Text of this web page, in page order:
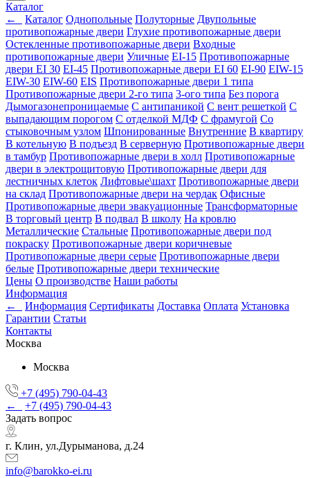
Каталог
←
Каталог Однопольные Полуторные Двупольные
противопожарные двери Глухие противопожарные двери
Остекленные противопожарные двери Входные
противопожарные двери Уличные EI-15 Противопожарные
двери EI 30 EI-45 Противопожарные двери EI 60 EI-90 EIW-15
EIW-30 EIW-60 EIS Противопожарные двери 1 типа
Противопожарные двери 2-го типа 3-ого типа Без порога
Дымогазонепроницаемые С антипаникой С вент решеткой С
выпадающим порогом С отделкой МДФ С фрамугой Со
стыковочным узлом Шпонированные Внутренние В квартиру
В котельную В подъезд В серверную Противопожарные двери
в тамбур Противопожарные двери в холл Противопожарные
двери в электрощитовую Противопожарные двери для
лестничных клеток Лифтовые\шахт Противопожарные двери
на склад Противопожарные двери на чердак Офисные
Противопожарные двери эвакуационные Трансформаторные
В торговый центр В подвал В школу На кровлю
Металлические Стальные Противопожарные двери под
покраску Противопожарные двери коричневые
Противопожарные двери серые Противопожарные двери
белые Противопожарные двери технические
Цены О производстве Наши работы
Информация
←
Информация Сертификаты Доставка Оплата Установка
Гарантии Статьи
Контакты
Москва
Москва
+7 (495) 790-04-43
←
+7 (495) 790-04-43
Задать вопрос
г. Клин, ул.Дурыманова, д.24
info@barokko-ei.ru